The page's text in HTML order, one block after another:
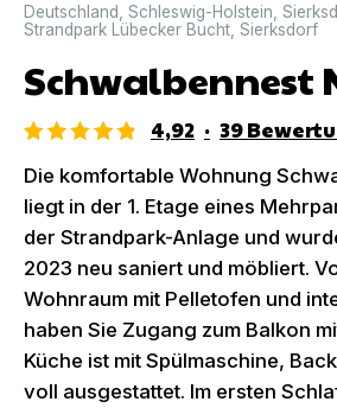
Deutschland Schleswig-Holstein
Strandpark Lübecker Bucht Sierksdorf
Schwalbennest
4,92 · 39
Die komfortable Wohnung
liegt in der 1. Etage eines
der Strandpark-Anlage und
2023 neu saniert und möbliert.
Wohnraum mit Pelletofen und
haben Sie Zugang zum Balkon
Küche ist mit Spülmaschine,
voll ausgestattet. Im ersten